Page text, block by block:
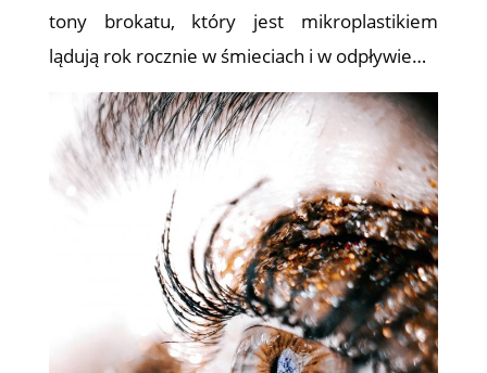
tony brokatu, który jest mikroplastikiem
lądują rok rocznie w śmieciach i w odpływie…